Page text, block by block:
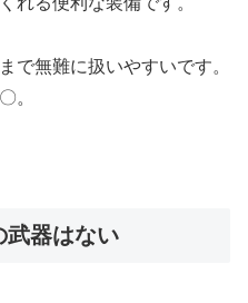
で無難に扱いやすいです。
。
武器はない